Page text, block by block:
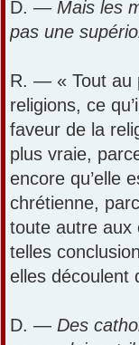
D. — Mais les
pas une
R. — « Tout au
religions, ce
faveur de la
plus vraie,
encore qu’elle
chrétienne,
toute autre
telles
elles découlent
D. — Des